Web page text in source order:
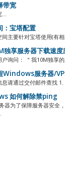
带宽
...
：宝塔配置
间主要针对宝塔使用(有
独享服务器下载速度
户询问： ＂我10M独享
Windows服务器/
息请通过交付邮件查找
如何解除禁ping
器为了保障服务器安全